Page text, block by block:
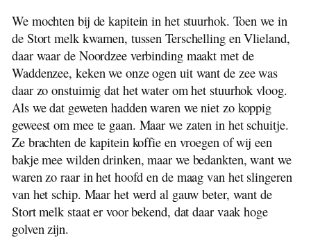
We mochten bij de kapitein in het stuurhok. Toen we in
de Stort melk kwamen, tussen Terschelling en Vlieland,
daar waar de Noordzee verbinding maakt met de
Waddenzee, keken we onze ogen uit want de zee was
daar zo onstuimig dat het water om het stuurhok vloog.
Als we dat geweten hadden waren we niet zo koppig
geweest om mee te gaan. Maar we zaten in het schuitje.
Ze brachten de kapitein koffie en vroegen of wij een
bakje mee wilden drinken, maar we bedankten, want we
waren zo raar in het hoofd en de maag van het slingeren
van het schip. Maar het werd al gauw beter, want de
Stort melk staat er voor bekend, dat daar vaak hoge
golven zijn.